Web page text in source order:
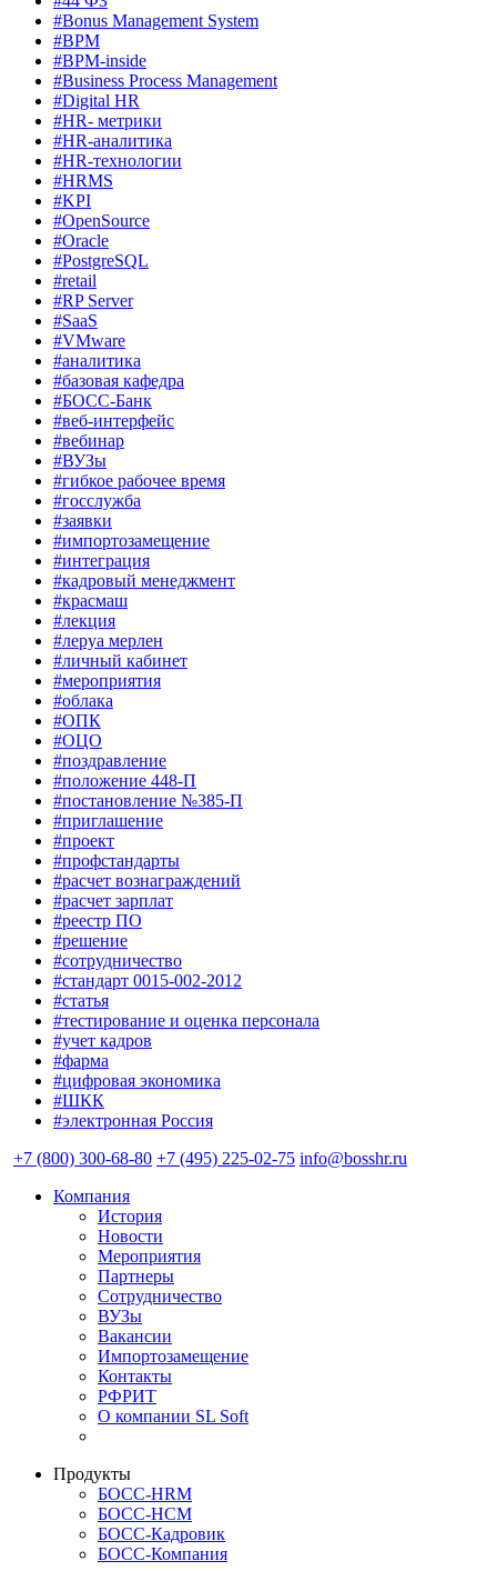
#Bonus Management System
#BPM
#BPM-inside
#Business Process Management
#Digital HR
#HR- метрики
#HR-аналитика
#HR-технологии
#HRMS
#KPI
#OpenSource
#Oracle
#PostgreSQL
#retail
#RP Server
#SaaS
#VMware
#аналитика
#базовая кафедра
#БОСС-Банк
#веб-интерфейс
#вебинар
#ВУЗы
#гибкое рабочее время
#госслужба
#заявки
#импортозамещение
#интеграция
#кадровый менеджмент
#красмаш
#лекция
#леруа мерлен
#личный кабинет
#мероприятия
#облака
#ОПК
#ОЦО
#поздравление
#положение 448-П
#постановление №385-П
#приглашение
#проект
#профстандарты
#расчет вознаграждений
#расчет зарплат
#реестр ПО
#решение
#сотрудничество
#стандарт 0015-002-2012
#статья
#тестирование и оценка персонала
#учет кадров
#фарма
#цифровая экономика
#ШКК
#электронная Россия
+7 (800) 300-68-80 +7 (495) 225-02-75 info@bosshr.ru
Компания
История
Новости
Мероприятия
Партнеры
Сотрудничество
ВУЗы
Вакансии
Импортозамещение
Контакты
РФРИТ
О компании SL Soft
Продукты
БОСС-HRM
БОСС-HCM
БОСС-Кадровик
БОСС-Компания